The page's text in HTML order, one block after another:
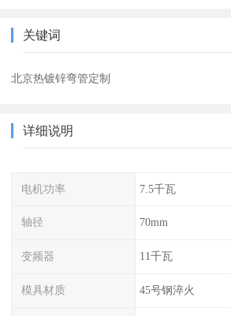
关键词
北京热镀锌弯管定制
详细说明
电机功率 7.5千瓦
轴径 70mm
变频器 11千瓦
模具材质 45号钢淬火